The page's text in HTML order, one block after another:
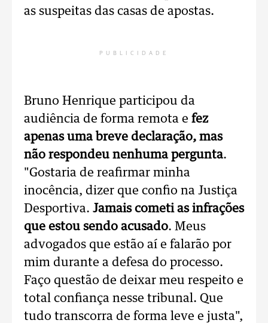
as suspeitas das casas de apostas.
PUBLICIDADE
Bruno Henrique participou da
audiência de forma remota e fez
apenas uma breve declaração, mas
não respondeu nenhuma pergunta.
"Gostaria de reafirmar minha
inocência, dizer que confio na Justiça
Desportiva. Jamais cometi as infrações
que estou sendo acusado. Meus
advogados que estão aí e falarão por
mim durante a defesa do processo.
Faço questão de deixar meu respeito e
total confiança nesse tribunal. Que
tudo transcorra de forma leve e justa",